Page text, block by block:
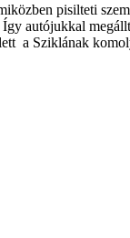
pisilteti
autójukkal
a Sziklának